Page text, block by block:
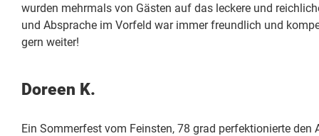
wurden mehrmals von Gästen auf das leckere und
und Absprache im Vorfeld war immer freundlich und
gern weiter!
Doreen K.
Ein Sommerfest vom Feinsten, 78 grad perfektionierte